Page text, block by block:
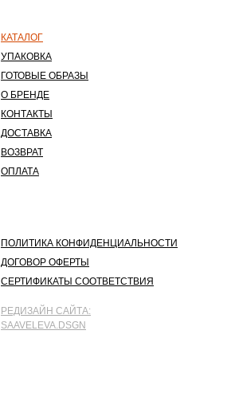
ПОЛИТИКА КОНФИДЕНЦИАЛЬНОСТИ
ДОГОВОР ОФЕРТЫ
СЕРТИФИКАТЫ СООТВЕТСТВИЯ
КАТАЛОГ
УПАКОВКА
ГОТОВЫЕ ОБРАЗЫ
О БРЕНДЕ
КОНТАКТЫ
ДОСТАВКА
ВОЗВРАТ
ОПЛАТА
РЕДИЗАЙН САЙТА:
SAAVELEVA.DSGN